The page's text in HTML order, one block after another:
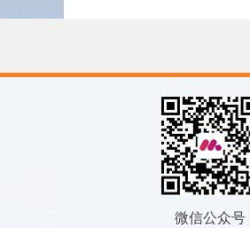
微信公众号